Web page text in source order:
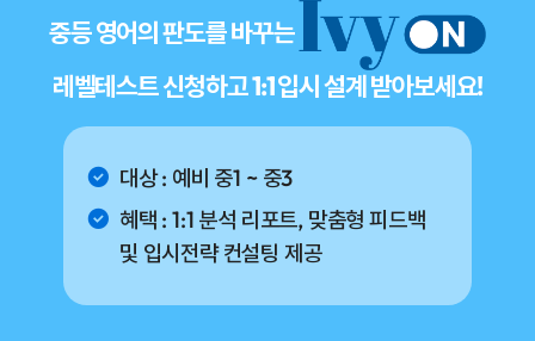
중등 영어의 판도를 바꾸는
레벨테스트 신청하고 1:1 입시 설계 받아보세요!
대상 : 예비 중1 ~ 중3
혜택 : 1:1 분석 리포트, 맞춤형 피드백
및 입시전략 컨설팅 제공